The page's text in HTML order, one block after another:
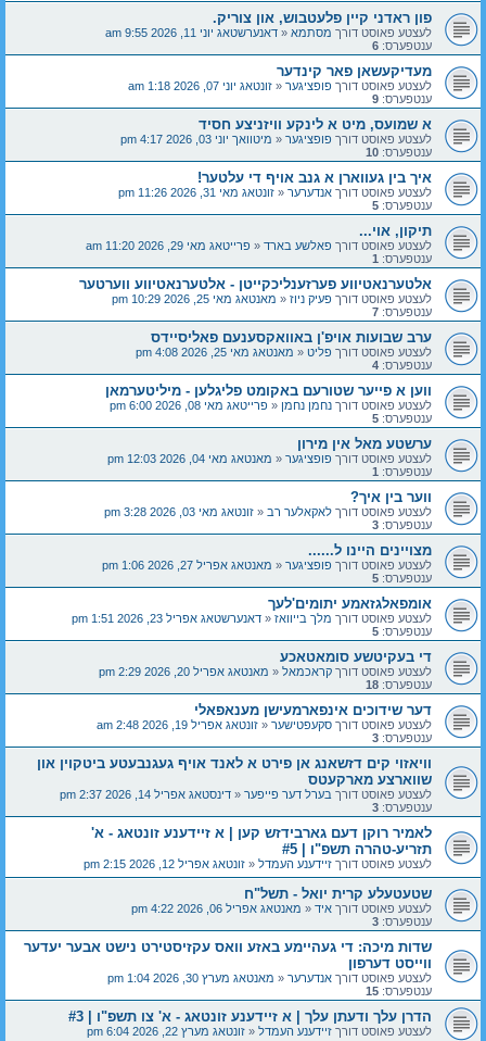
פון ראדני קיין פלעטבוש, און צוריק.
לעצטע פאוסט דורך מסתמא « דאנערשטאג יוני 11, 2026 9:55 am
ענטפערס: 6
מעדיקעשאן פאר קינדער
לעצטע פאוסט דורך פופציגער « זונטאג יוני 07, 2026 1:18 am
ענטפערס: 9
א שמועס, מיט א לינקע וויזניצע חסיד
לעצטע פאוסט דורך פופציגער « מיטוואך יוני 03, 2026 4:17 pm
ענטפערס: 10
איך בין געווארן א גנב אויף די עלטער!
לעצטע פאוסט דורך אנדערער « זונטאג מאי 31, 2026 11:26 pm
ענטפערס: 5
תיקון, אוי...
לעצטע פאוסט דורך פאלשע בארד « פרייטאג מאי 29, 2026 11:20 am
ענטפערס: 1
אלטערנאטיווע פערזענליכקייטן - אלטערנאטיווע ווערטער
לעצטע פאוסט דורך פעיק ניוז « מאנטאג מאי 25, 2026 10:29 pm
ענטפערס: 7
ערב שבועות אויפ'ן באוואקסענעם פאליסיידס
לעצטע פאוסט דורך פליט « מאנטאג מאי 25, 2026 4:08 pm
ענטפערס: 4
ווען א פייער שטורעם באקומט פליגלען - מיליטערמאן
לעצטע פאוסט דורך נחמן נחמן « פרייטאג מאי 08, 2026 6:00 pm
ענטפערס: 5
ערשטע מאל אין מירון
לעצטע פאוסט דורך פופציגער « מאנטאג מאי 04, 2026 12:03 pm
ענטפערס: 1
ווער בין איך?
לעצטע פאוסט דורך לאקאלער רב « זונטאג מאי 03, 2026 3:28 pm
ענטפערס: 3
מצויינים היינו ל......
לעצטע פאוסט דורך פופציגער « מאנטאג אפריל 27, 2026 1:06 pm
ענטפערס: 5
אומפאלגזאמע יתומים'לעך
לעצטע פאוסט דורך מלך בייוואז « דאנערשטאג אפריל 23, 2026 1:51 pm
ענטפערס: 5
די בעקיטשע סומאטאכע
לעצטע פאוסט דורך קראכמאל « מאנטאג אפריל 20, 2026 2:29 pm
ענטפערס: 18
דער שידוכים אינפארמעישן מענאפאלי
לעצטע פאוסט דורך סקעפטישער « זונטאג אפריל 19, 2026 2:48 am
ענטפערס: 3
וויאזוי קים דזשאנג אן פירט א לאנד אויף געגנבעטע ביטקוין און
שווארצע מארקעטס
לעצטע פאוסט דורך בערל דער פייפער « דינסטאג אפריל 14, 2026 2:37 pm
ענטפערס: 3
לאמיר רוקן דעם גארבידזש קען | א זיידענע זונטאג - א'
תזריע-טהרה תשפ"ו | #5
לעצטע פאוסט דורך זיידענע העמדל « זונטאג אפריל 12, 2026 2:15 pm
שטעטעלע קרית יואל - תשל"ח
לעצטע פאוסט דורך איד « מאנטאג אפריל 06, 2026 4:22 pm
ענטפערס: 3
שדות מיכה: די געהיימע באזע וואס עקזיסטירט נישט אבער יעדער
ווייסט דערפון
לעצטע פאוסט דורך אנדערער « מאנטאג מערץ 30, 2026 1:04 pm
ענטפערס: 15
הדרן עלך ודעתן עלך | א זיידענע זונטאג - א' צו תשפ"ו | #3
לעצטע פאוסט דורך זיידענע העמדל « זונטאג מערץ 22, 2026 6:04 pm